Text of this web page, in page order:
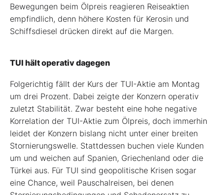
Bewegungen beim Ölpreis reagieren Reiseaktien
empfindlich, denn höhere Kosten für Kerosin und
Schiffsdiesel drücken direkt auf die Margen.
TUI hält operativ dagegen
Folgerichtig fällt der Kurs der TUI-Aktie am Montag
um drei Prozent. Dabei zeigte der Konzern operativ
zuletzt Stabilität. Zwar besteht eine hohe negative
Korrelation der TUI-Aktie zum Ölpreis, doch immerhin
leidet der Konzern bislang nicht unter einer breiten
Stornierungswelle. Stattdessen buchen viele Kunden
um und weichen auf Spanien, Griechenland oder die
Türkei aus. Für TUI sind geopolitische Krisen sogar
eine Chance, weil Pauschalreisen, bei denen